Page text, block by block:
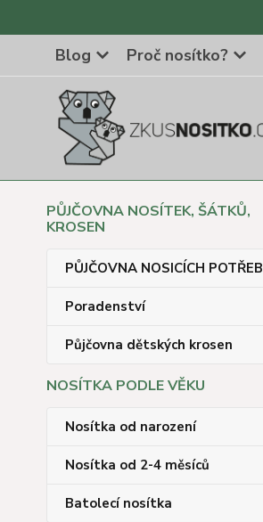
Blog Proč nosítko?
PŮJČOVNA NOSÍTEK, ŠÁTKŮ,
KROSEN
PŮJČOVNA NOSICÍCH POTŘEB
Poradenství
Půjčovna dětských krosen
NOSÍTKA PODLE VĚKU
Nosítka od narození
Nosítka od 2-4 měsíců
Batolecí nosítka